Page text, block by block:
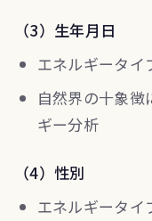
（3）生年月日
エネルギータイ
自然界の十象徴
ギー分析
（4）性別
エネルギータイ